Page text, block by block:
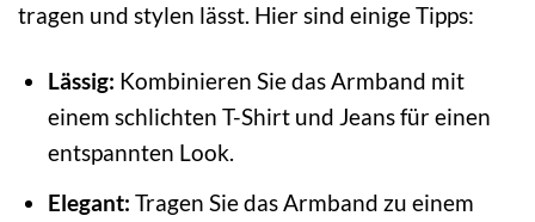
tragen und stylen lässt. Hier sind einige Tipps:
Lässig: Kombinieren Sie das Armband mit
einem schlichten T-Shirt und Jeans für einen
entspannten Look.
Elegant: Tragen Sie das Armband zu einem